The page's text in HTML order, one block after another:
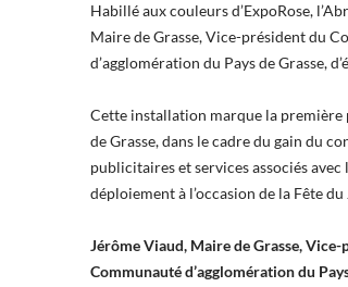
Habillé aux couleurs d’ExpoRose,
Maire de Grasse, Vice-président du
d’agglomération du Pays de Grasse,
Cette installation marque la première
de Grasse, dans le cadre du gain du
publicitaires et services associés
déploiement à l’occasion de la Fête
Jérôme Viaud, Maire de Grasse,
Communauté d’agglomération du